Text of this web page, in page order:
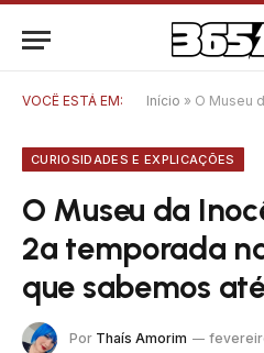
VOCÊ ESTÁ EM: Início » O Museu da
CURIOSIDADES E EXPLICAÇÕES
O Museu da
2ª temporada
que sabemos
Por Thaís Amorim